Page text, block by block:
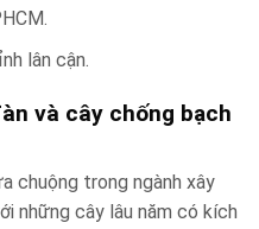
lân cận.
và cây chống bạch
chuộng trong ngành xây
những cây lâu năm có kích